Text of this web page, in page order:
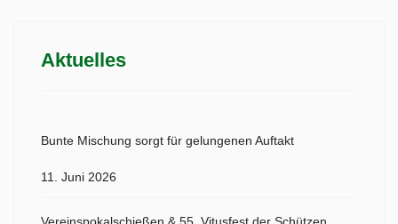
Aktuelles
Bunte Mischung sorgt für gelungenen Auftakt
11. Juni 2026